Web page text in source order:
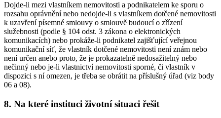
Dojde-li mezi vlastníkem nemovitosti a podnikatelem ke sporu o
rozsahu oprávnění nebo nedojde-li s vlastníkem dotčené nemovitosti
k uzavření písemné smlouvy o smlouvě budoucí o zřízení
služebnosti (podle § 104 odst. 3 zákona o elektronických
komunikacích) nebo prokáže-li podnikatel zajišťující veřejnou
komunikační síť, že vlastník dotčené nemovitosti není znám nebo
není určen anebo proto, že je prokazatelně nedosažitelný nebo
nečinný nebo je-li vlastnictví nemovitosti sporné, či vlastník v
dispozici s ní omezen, je třeba se obrátit na příslušný úřad (viz body
06 a 08).
8. Na které instituci životní situaci řešit